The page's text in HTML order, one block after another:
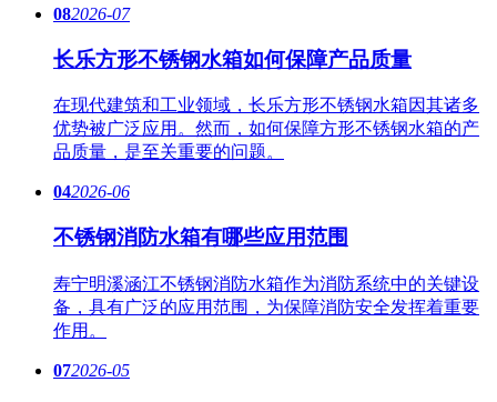
082026-07
长乐方形不锈钢水箱如何保障产品质量
在现代建筑和工业领域，长乐方形不锈钢水箱因其诸多
优势被广泛应用。然而，如何保障方形不锈钢水箱的产
品质量，是至关重要的问题。
042026-06
不锈钢消防水箱有哪些应用范围
寿宁明溪涵江不锈钢消防水箱作为消防系统中的关键设
备，具有广泛的应用范围，为保障消防安全发挥着重要
作用。
072026-05